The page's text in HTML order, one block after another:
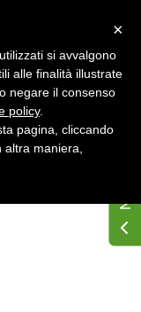
×
si avvalgono
alle finalità illustrate
negare il consenso
policy.
pagina, cliccando
maniera,